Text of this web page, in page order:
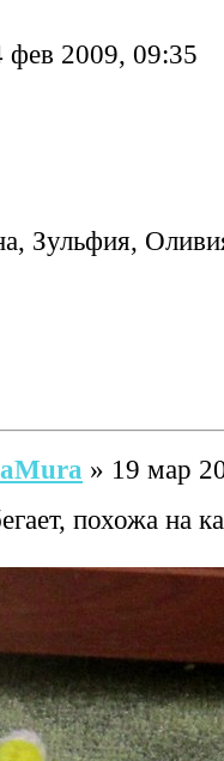
фев 2009, 09:35
Зульфия,
» 19 мар
похожа на